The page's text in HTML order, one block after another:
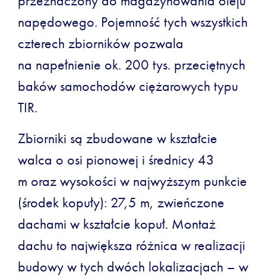
napędowego. Pojemność tych wszystkich
czterech zbiorników pozwala
na napełnienie ok. 200 tys. przeciętnych
baków samochodów ciężarowych typu
TIR.
Zbiorniki są zbudowane w kształcie
walca o osi pionowej i średnicy 43
m oraz wysokości w najwyższym punkcie
(środek kopuły): 27,5 m, zwieńczone
dachami w kształcie kopuł. Montaż
dachu to największa różnica w realizacji
budowy w tych dwóch lokalizacjach – w